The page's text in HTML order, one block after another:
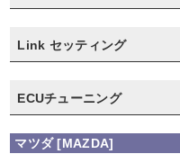
Link セッティング
ECUチューニング
マツダ [MAZDA]